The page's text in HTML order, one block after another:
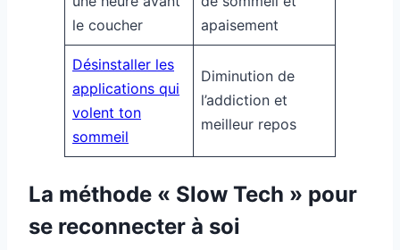
le coucher
apaisement
Désinstaller les
applications qui
volent ton
sommeil
Diminution de
l’addiction et
meilleur repos
La méthode « Slow Tech » pour
se reconnecter à soi